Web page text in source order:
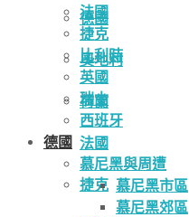
德國
奧地利
荷蘭
法國
捷克
法國
捷克
比利時
英國
瑞士
西班牙
德國
慕尼黑與周遭
慕尼黑市區
慕尼黑郊區